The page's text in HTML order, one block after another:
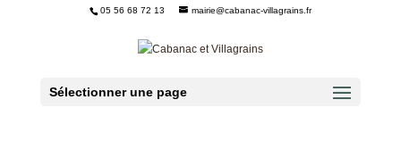
05 56 68 72 13 mairie@cabanac-villagrains.fr
Sélectionner une page